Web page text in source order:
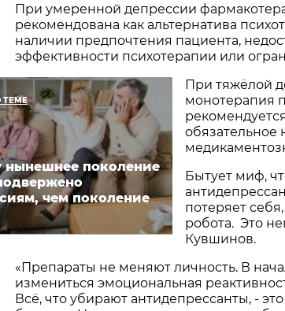
При умеренной депрессии
рекомендована как альтернатива
наличии предпочтения пациента,
эффективности психотерапии или
ТЕМЕ
нынешнее поколение
чем поколение
При тяжёлой
монотерапия
обязательное
Бытует миф,
потеряет
робота. Это
Кувшинов.
«Препараты не меняют личность. В
измениться эмоциональная
Всё, что убирают антидепрессанты, -